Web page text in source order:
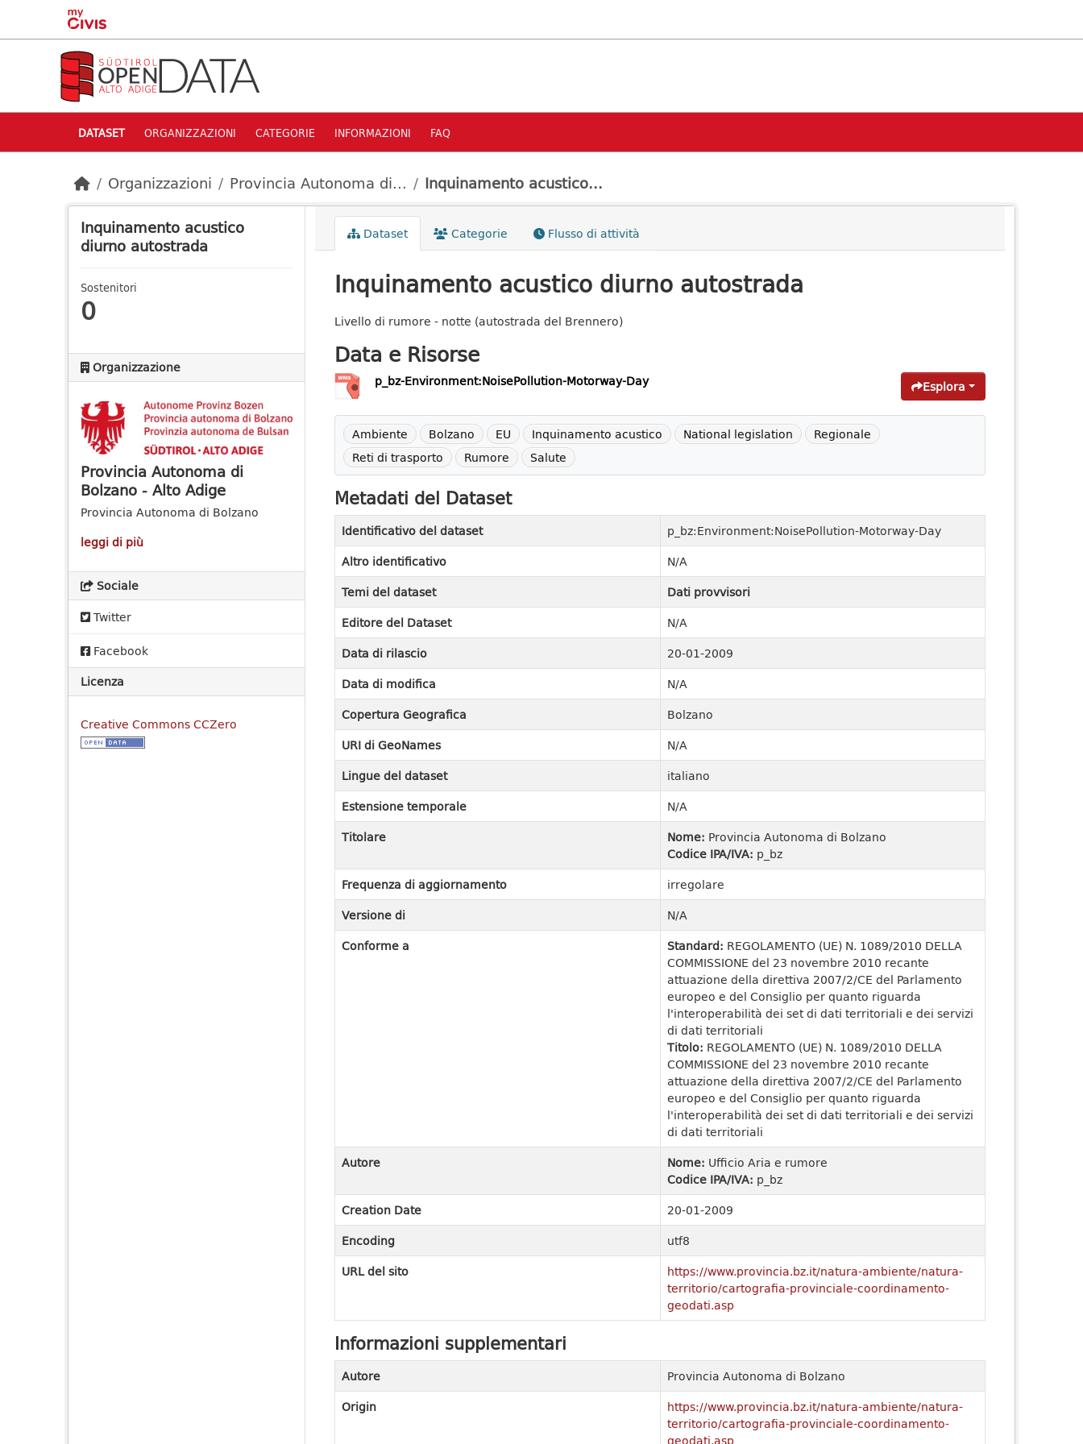
Skip to main content
DATASET ORGANIZZAZIONI CATEGORIE INFORMAZIONI FAQ
Organizzazioni Provincia Autonoma di... Inquinamento acustico...
Inquinamento acustico
diurno autostrada
Sostenitori
0
Organizzazione
Provincia Autonoma di
Bolzano - Alto Adige
Provincia Autonoma di Bolzano
leggi di più
Sociale
Twitter
Facebook
Licenza
Creative Commons CCZero
Dataset Categorie Flusso di attività
Inquinamento acustico diurno autostrada
Livello di rumore - notte (autostrada del Brennero)
Data e Risorse
p_bz-Environment:NoisePollution-Motorway-Day Esplora
Ambiente Bolzano EU Inquinamento acustico National legislation
Regionale
Reti di trasporto
Rumore Salute
Metadati del Dataset
Identificativo del dataset
p_bz:Environment:NoisePollution-Motorway-Day
Altro identificativo
N/A
Temi del dataset
Dati provvisori
Editore del Dataset
N/A
Data di rilascio
20-01-2009
Data di modifica
N/A
Copertura Geografica
Bolzano
URI di GeoNames
N/A
Lingue del dataset
italiano
Estensione temporale
N/A
Titolare
Nome: Provincia Autonoma di Bolzano
Codice IPA/IVA: p_bz
Frequenza di aggiornamento
irregolare
Versione di
N/A
Conforme a
Standard: REGOLAMENTO (UE) N. 1089/2010 DELLA
COMMISSIONE del 23 novembre 2010 recante
attuazione della direttiva 2007/2/CE del Parlamento
europeo e del Consiglio per quanto riguarda
l'interoperabilità dei set di dati territoriali e dei servizi
di dati territoriali
Titolo: REGOLAMENTO (UE) N. 1089/2010 DELLA
COMMISSIONE del 23 novembre 2010 recante
attuazione della direttiva 2007/2/CE del Parlamento
europeo e del Consiglio per quanto riguarda
l'interoperabilità dei set di dati territoriali e dei servizi
di dati territoriali
Autore
Nome: Ufficio Aria e rumore
Codice IPA/IVA: p_bz
Creation Date
20-01-2009
Encoding
utf8
URL del sito
https://www.provincia.bz.it/natura-ambiente/natura-
territorio/cartografia-provinciale-coordinamento-
geodati.asp
Informazioni supplementari
Autore
Provincia Autonoma di Bolzano
Origin
https://www.provincia.bz.it/natura-ambiente/natura-
territorio/cartografia-provinciale-coordinamento-
geodati.asp